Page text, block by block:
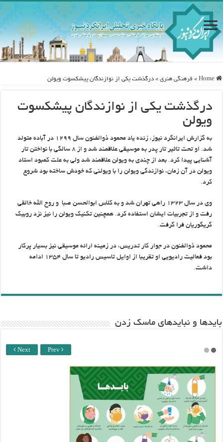
Home
» فرهنگی هنری » درگذشت یکی از نوازندگان پیشکسوت ویولن
درگذشت یکی از نوازندگان پیشکسوت
ویولن
به گزارش ایرانگرد نیوز، زنده یاد محمود ذوالفنون سال ۱۲۹۹ در آباده متولد
شد. او تحت تاثیر تار پدر به موسیقی علاقمند شد و از ۸ سالگی با نواختن تار
آشنایی پیدا کرد. بعد از چندی به ویولن علاقمند شد ولی به علت کمبود استاد
ویولن در آن زمان، نوازندگی ویولن را با ویولنی که خودش ساخته بود شروع
کرد.
وی در سال ۱۳۲۳ راهی تهران شد و به کلاس ابوالحسن صبا و روح الله خالقی
رفت و از تجربیات ایشان استفاده کرد. همچنین تکنیک ویولن را نیز نزد روبیک
گریگوریان فرا گرفت.
محمود ذوالفنون در جوار كار تدریس، در زمینه ارائه موسیقى نیز بسیار پركار
بود فعالیت رادیویى او تقریبا از اوایل تاسیس رادیو تا سال ۱۳۵۴ ادامه
داشت.
باید‌ها و نبایدهای ماسک زدن
Next Prev